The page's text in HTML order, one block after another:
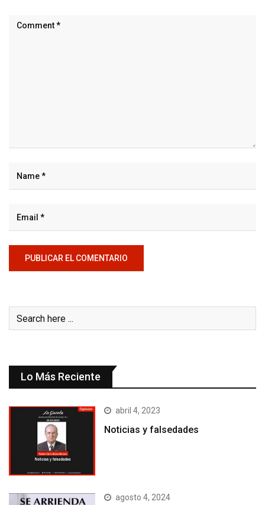
Lo Más Reciente
abril 4, 2023
Noticias y falsedades
agosto 4, 2024